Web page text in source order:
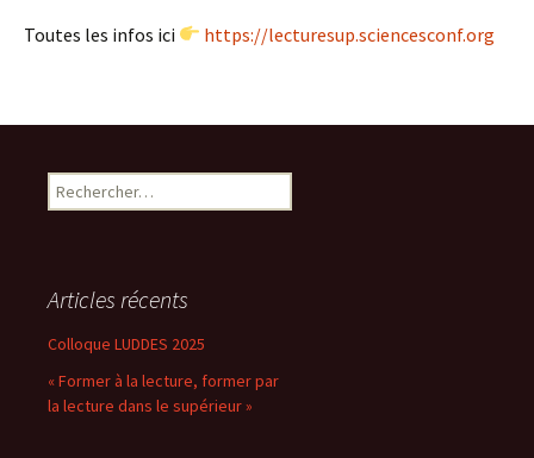
Toutes les infos ici https://lecturesup.sciencesconf.org
Rechercher :
Articles récents
Colloque LUDDES 2025
« Former à la lecture, former par
la lecture dans le supérieur »